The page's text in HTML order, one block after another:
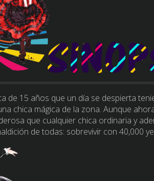
de 15 años que un día se despierta
chica mágica de la zona. Aunque
que cualquier chica ordinaria y
de todas: sobrevivir con 40,000